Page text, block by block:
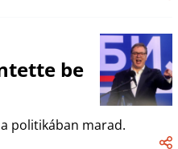
be
politikában marad.